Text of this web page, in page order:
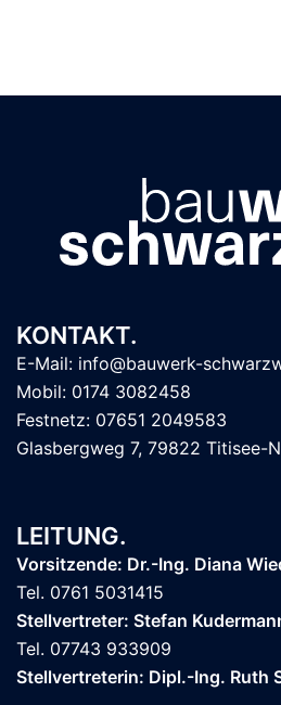
KONTAKT.
E-Mail: info@bauwerk-
Mobil: 0174 3082458
Festnetz: 07651 2049583
Glasbergweg 7, 79822 Titisee-
LEITUNG.
Vorsitzende: Dr.-Ing. Diana
Tel. 0761 5031415
Stellvertreter: Stefan
Tel. 07743 933909
Stellvertreterin: Dipl.-Ing. Ruth